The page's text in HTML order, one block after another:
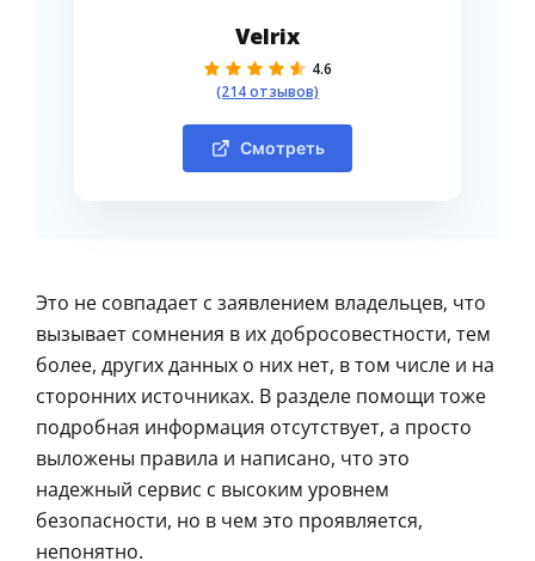
Velrix
4.6
(214 отзывов)
Смотреть
Это не совпадает с заявлением владельцев, что
вызывает сомнения в их добросовестности, тем
более, других данных о них нет, в том числе и на
сторонних источниках. В разделе помощи тоже
подробная информация отсутствует, а просто
выложены правила и написано, что это
надежный сервис с высоким уровнем
безопасности, но в чем это проявляется,
непонятно.